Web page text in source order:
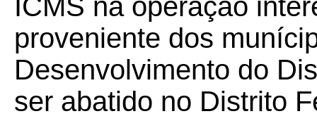
ICMS na operação
proveniente dos
Desenvolvimento do
ser abatido no Distrito